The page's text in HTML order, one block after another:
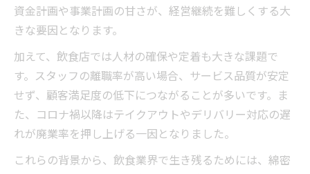
資金計画や事業計画の甘さが、経営継続を難しくする大
きな要因となります。
加えて、飲食店では人材の確保や定着も大きな課題で
す。スタッフの離職率が高い場合、サービス品質が安定
せず、顧客満足度の低下につながることが多いです。ま
た、コロナ禍以降はテイクアウトやデリバリー対応の遅
れが廃業率を押し上げる一因となりました。
これらの背景から、飲食業界で生き残るためには、綿密